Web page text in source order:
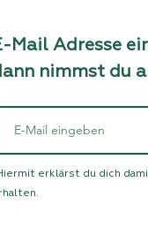
Mail Adresse
nimmst du
erklärst du dich